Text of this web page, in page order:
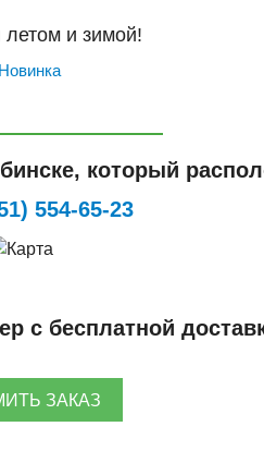
летом и зимой!
который
554-65-23
с бесплатной
ЗАКАЗ